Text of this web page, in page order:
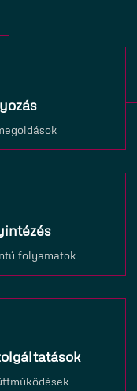
folyamatok